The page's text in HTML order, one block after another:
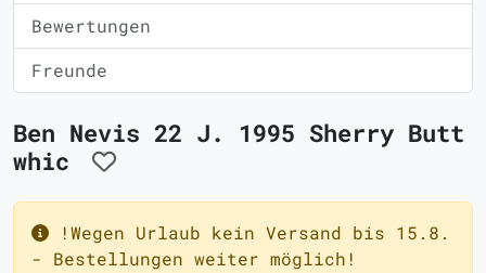
Bewertungen
Freunde
Ben Nevis 22 J. 1995 Sherry Butt
whic
!Wegen Urlaub kein Versand bis 15.8.
- Bestellungen weiter möglich!